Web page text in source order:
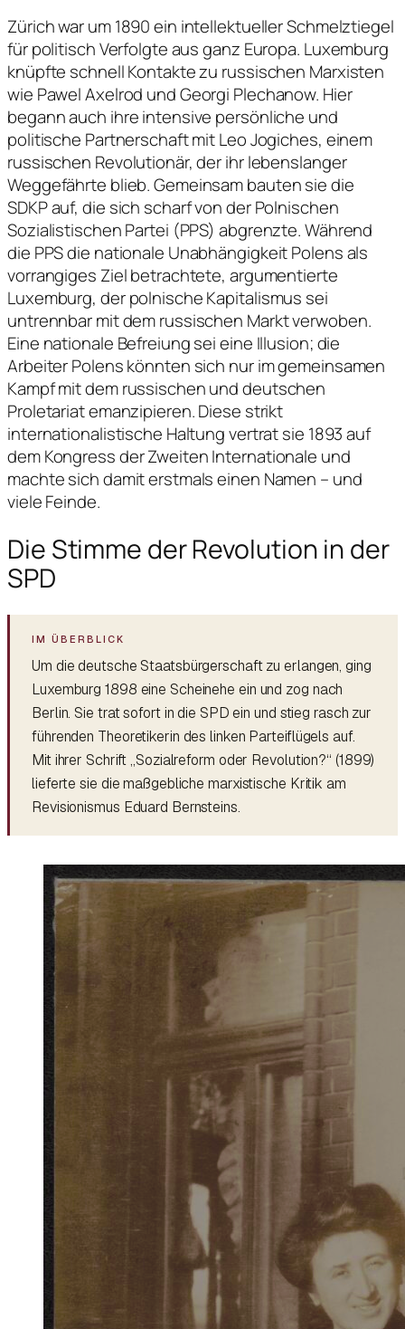
Zürich war um 1890 ein intellektueller Schmelztiegel
für politisch Verfolgte aus ganz Europa. Luxemburg
knüpfte schnell Kontakte zu russischen Marxisten
wie Pawel Axelrod und Georgi Plechanow. Hier
begann auch ihre intensive persönliche und
politische Partnerschaft mit Leo Jogiches, einem
russischen Revolutionär, der ihr lebenslanger
Weggefährte blieb. Gemeinsam bauten sie die
SDKP auf, die sich scharf von der Polnischen
Sozialistischen Partei (PPS) abgrenzte. Während
die PPS die nationale Unabhängigkeit Polens als
vorrangiges Ziel betrachtete, argumentierte
Luxemburg, der polnische Kapitalismus sei
untrennbar mit dem russischen Markt verwoben.
Eine nationale Befreiung sei eine Illusion; die
Arbeiter Polens könnten sich nur im gemeinsamen
Kampf mit dem russischen und deutschen
Proletariat emanzipieren. Diese strikt
internationalistische Haltung vertrat sie 1893 auf
dem Kongress der Zweiten Internationale und
machte sich damit erstmals einen Namen – und
viele Feinde.
Die Stimme der Revolution in der
SPD
Um die deutsche Staatsbürgerschaft zu erlangen, ging
Luxemburg 1898 eine Scheinehe ein und zog nach
Berlin. Sie trat sofort in die SPD ein und stieg rasch zur
führenden Theoretikerin des linken Parteiflügels auf.
Mit ihrer Schrift „Sozialreform oder Revolution?“ (1899)
lieferte sie die maßgebliche marxistische Kritik am
Revisionismus Eduard Bernsteins.